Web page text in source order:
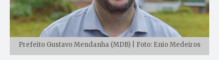
Prefeito Gustavo Mendanha (MDB) | Foto: Enio Medeiros